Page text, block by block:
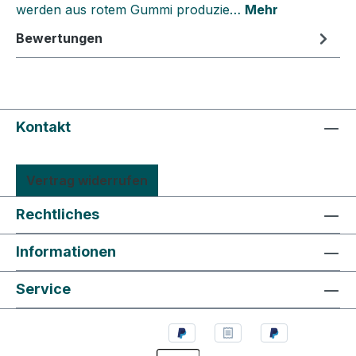
werden aus rotem Gummi produzie… Mehr
Bewertungen
Kontakt
Vertrag widerrufen
Rechtliches
Informationen
Service